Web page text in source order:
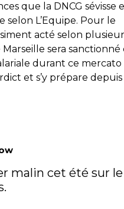
que la DNCG sévisse
selon L’Equipe. Pour le
acté selon
sera sanctionné
durant ce mercato
et s’y prépare depuis
malin cet été sur le